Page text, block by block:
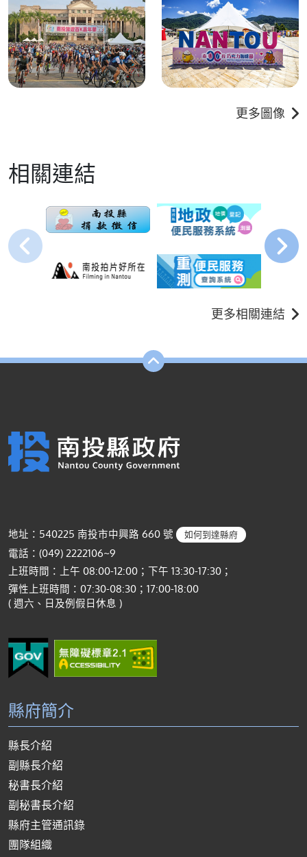
更多圖像
相關連結
更多相關連結
地址：540225 南投市中興路 660 號 如何到達縣府
電話：(049) 2222106~9
上班時間：上午 08:00-12:00；下午 13:30-17:30；
彈性上班時間：07:30-08:30；17:00-18:00
( 週六、日及例假日休息 )
縣府簡介
縣長介紹
副縣長介紹
秘書長介紹
副秘書長介紹
縣府主管通訊錄
團隊組織